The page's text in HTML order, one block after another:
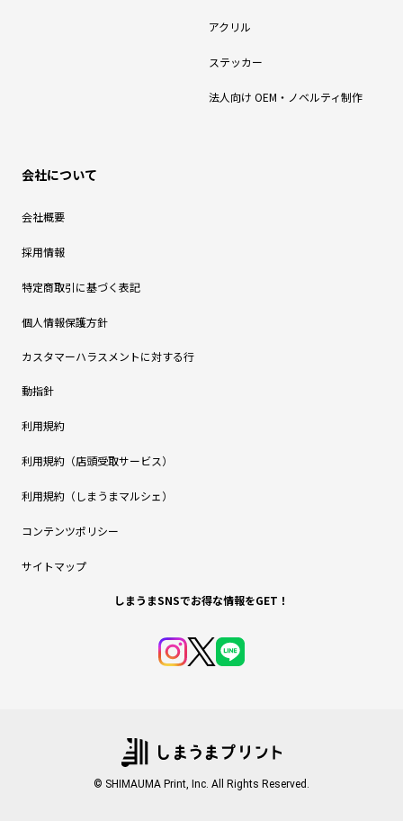
アクリル
ステッカー
法人向け OEM・ノベルティ制作
会社について
会社概要
採用情報
特定商取引に基づく表記
個人情報保護方針
カスタマーハラスメントに対する行
動指針
利用規約
利用規約（店頭受取サービス）
利用規約（しまうまマルシェ）
コンテンツポリシー
サイトマップ
しまうまSNSでお得な情報をGET！
© SHIMAUMA Print, Inc. All Rights Reserved.